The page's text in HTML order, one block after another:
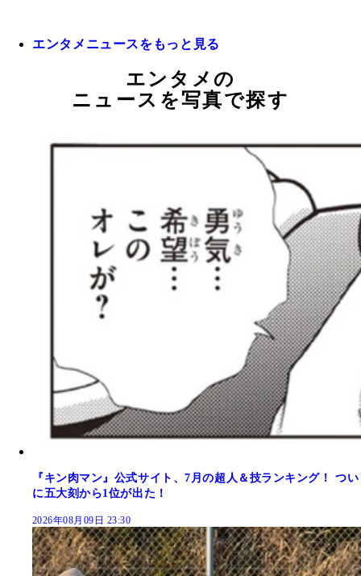
エンタメニュースをもっと見る
エンタメの
ニュースを写真で探す
『キン肉マン』公式サイト、7月の超人＆技ランキング！ つい
に五大刻から1位が出た！
2026年08月09日 23:30